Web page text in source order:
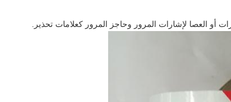
أو العصا لإشارات المرور وحاجز المرور كعلامات تحذير.